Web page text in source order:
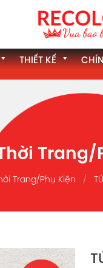
THIẾT KẾ
Trang/
Trang/Phụ Kiện